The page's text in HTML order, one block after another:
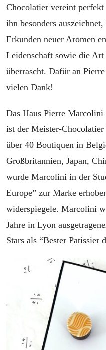
Chocolatier vereint
ihn besonders
Erkunden neuer Aromen
Leidenschaft sowie die
überrascht. Dafür an
vielen Dank!
Das Haus Pierre Marcolini
ist der Meister-
über 40 Boutiquen in
Großbritannien, Japan,
wurde Marcolini in der
Europe” zur Marke
widerspiegele. Marcolini
Jahre in Lyon
Stars als “Bester Patissier